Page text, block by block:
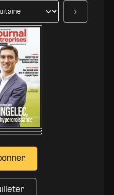
Suivant